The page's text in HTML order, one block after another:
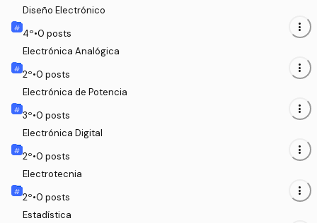
Diseño Electrónico
4º•0 posts more_vert
Electrónica Analógica
2º•0 posts more_vert
Electrónica de Potencia
3º•0 posts more_vert
Electrónica Digital
2º•0 posts more_vert
Electrotecnia
2º•0 posts more_vert
Estadística